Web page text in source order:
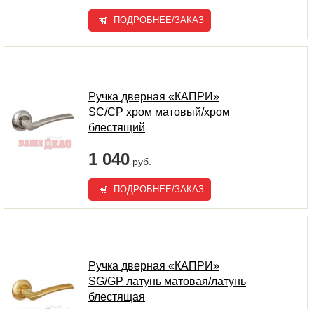
ПОДРОБНЕЕ/ЗАКАЗ
Ручка дверная «КАПРИ»
SC/CP хром матовый/хром
блестящий
1 040 руб.
ПОДРОБНЕЕ/ЗАКАЗ
Ручка дверная «КАПРИ»
SG/GP латунь матовая/латунь
блестящая